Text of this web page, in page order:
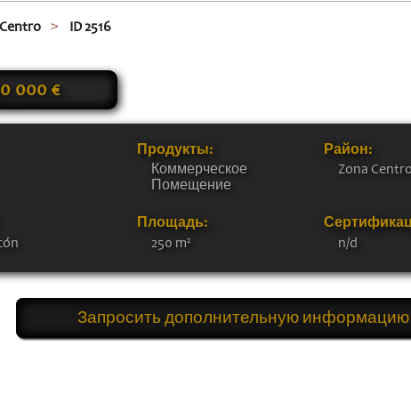
ID 2516
000 €
Продукты:
Коммерческое
Помещение
Район:
Zona Centro
Площадь:
250 m²
n/d
Запросить дополнительную информацию